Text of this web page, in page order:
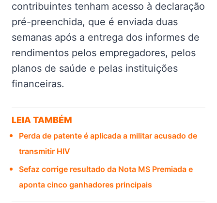
contribuintes tenham acesso à declaração
pré-preenchida, que é enviada duas
semanas após a entrega dos informes de
rendimentos pelos empregadores, pelos
planos de saúde e pelas instituições
financeiras.
LEIA TAMBÉM
Perda de patente é aplicada a militar acusado de
transmitir HIV
Sefaz corrige resultado da Nota MS Premiada e
aponta cinco ganhadores principais